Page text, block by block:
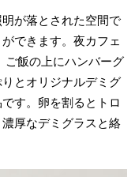
が落とされた空間で
できます。夜カフェ
ご飯の上にハンバーグ
とオリジナルデミグ
す。卵を割るとトロ
厚なデミグラスと絡